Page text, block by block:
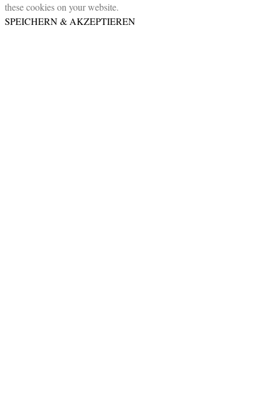
these cookies on your website.
SPEICHERN & AKZEPTIEREN